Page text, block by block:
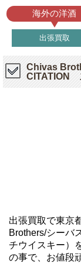
海外の洋酒
出張買取
Chivas
CITATION
出張買取で東京
Brothers/シー
チウイスキー）
の事で、お値段